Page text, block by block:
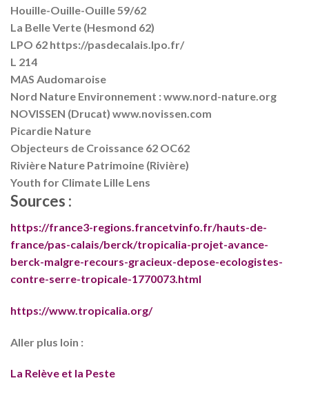
Houille-Ouille-Ouille 59/62
La Belle Verte (Hesmond 62)
LPO 62 https://pasdecalais.lpo.fr/
L 214
MAS Audomaroise
Nord Nature Environnement : www.nord-nature.org
NOVISSEN (Drucat) www.novissen.com
Picardie Nature
Objecteurs de Croissance 62 OC62
Rivière Nature Patrimoine (Rivière)
Youth for Climate Lille Lens
Sources :
https://france3-regions.francetvinfo.fr/hauts-de-
france/pas-calais/berck/tropicalia-projet-avance-
berck-malgre-recours-gracieux-depose-ecologistes-
contre-serre-tropicale-1770073.html
https://www.tropicalia.org/
Aller plus loin :
La Relève et la Peste